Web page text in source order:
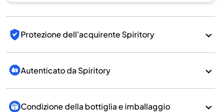
Protezione dell'acquirente Spiritory
Autenticato da Spiritory
Condizione della bottiglia e imballaggio